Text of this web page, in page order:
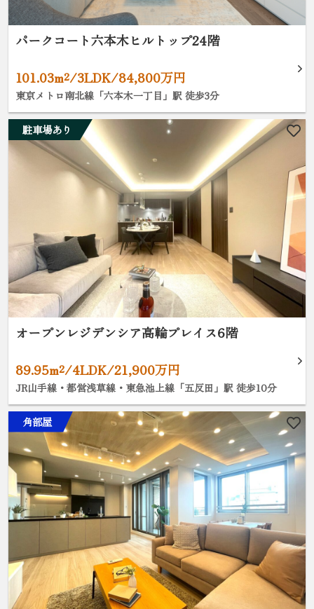
パークコート六本木ヒルトップ24階
101.03m²/3LDK/84,800万円
東京メトロ南北線「六本木一丁目」駅 徒歩3分
駐車場あり
オープンレジデンシア高輪プレイス6階
89.95m²/4LDK/21,900万円
JR山手線・都営浅草線・東急池上線「五反田」駅 徒歩10分
角部屋